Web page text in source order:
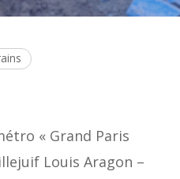
« Grand Paris
Louis Aragon –